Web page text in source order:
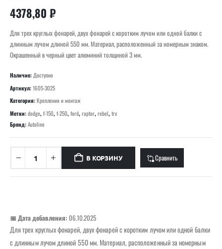
4378,80 ₽
Для трех круглых фонарей, двух фонарей с коротким лучом или одной балки с
длинным лучом длиной 550 мм. Материал, расположенный за номерным знаком.
Окрашенный в черный цвет алюминий толщиной 3 мм.
Наличие: Доступно
Артикул:1605-3025
Категория:Крепления и монтаж
Метки:dodge,f-150,f-250,ford,raptor,rebel,trx
Бренд:Autoline
В КОРЗИНУ Сравнить
📅 Дата добавления: 06.10.2025
Для трех круглых фонарей, двух фонарей с коротким лучом или одной балки
с длинным лучом длиной 550 мм. Материал, расположенный за номерным